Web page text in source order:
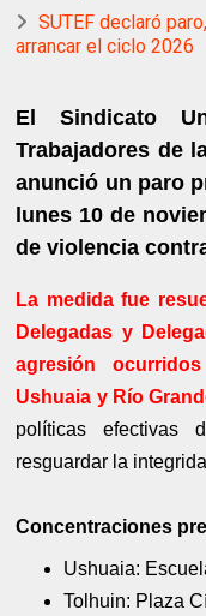
SUTEF declaró
arrancar el ciclo 2026
El Sindicato
Trabajadores de
anunció un paro
lunes 10 de
de violencia
La medida fue
Delegadas y
agresión
Ushuaia y Río
políticas efectivas
resguardar la
Concentraciones
Ushuaia:
Tolhuin: Plaza